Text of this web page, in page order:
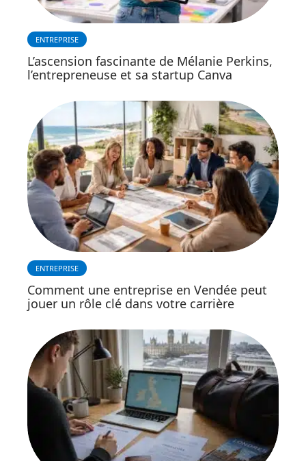
ENTREPRISE
L’ascension fascinante de Mélanie Perkins,
l’entrepreneuse et sa startup Canva
ENTREPRISE
Comment une entreprise en Vendée peut
jouer un rôle clé dans votre carrière